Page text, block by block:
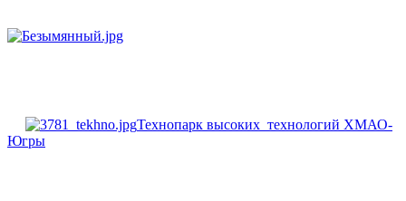
Технопарк высоких технологий ХМАО-
Югры